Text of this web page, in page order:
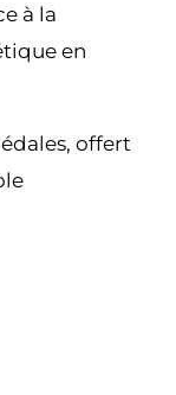
à la
en
offert